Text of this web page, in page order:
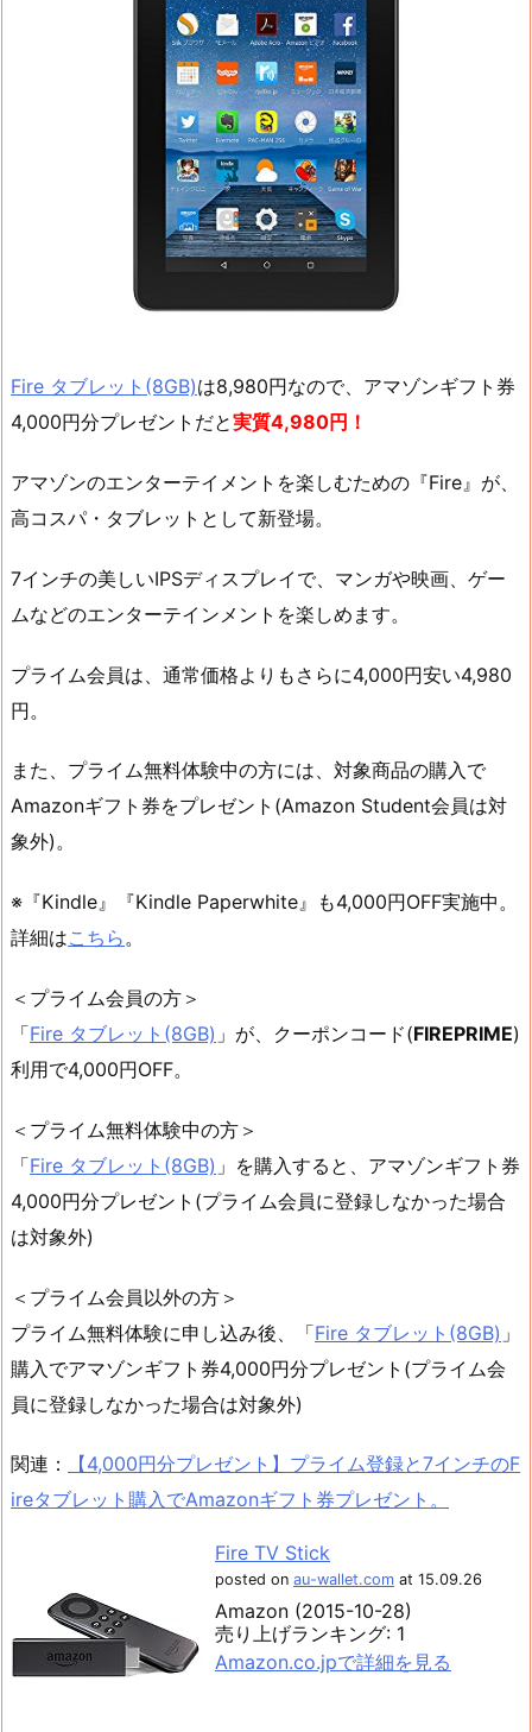
Fire タブレット(8GB)は8,980円なので、アマゾンギフト券
4,000円分プレゼントだと実質4,980円！
アマゾンのエンターテイメントを楽しむための『Fire』が、
高コスパ・タブレットとして新登場。
7インチの美しいIPSディスプレイで、マンガや映画、ゲー
ムなどのエンターテインメントを楽しめます。
プライム会員は、通常価格よりもさらに4,000円安い4,980
円。
また、プライム無料体験中の方には、対象商品の購入で
Amazonギフト券をプレゼント(Amazon Student会員は対
象外)。
※『Kindle』『Kindle Paperwhite』も4,000円OFF実施中。
詳細はこちら。
＜プライム会員の方＞
「Fire タブレット(8GB) 」が、クーポンコード(FIREPRIME)
利用で4,000円OFF。
＜プライム無料体験中の方＞
「Fire タブレット(8GB) 」を購入すると、アマゾンギフト券
4,000円分プレゼント(プライム会員に登録しなかった場合
は対象外)
＜プライム会員以外の方＞
プライム無料体験に申し込み後、「Fire タブレット(8GB) 」
購入でアマゾンギフト券4,000円分プレゼント(プライム会
員に登録しなかった場合は対象外)
関連：
【4,000円分プレゼント】プライム登録と7インチのF
ireタブレット購入でAmazonギフト券プレゼント。
Fire TV Stick
posted on au-wallet.com at 15.09.26
Amazon (2015-10-28)
売り上げランキング: 1
Amazon.co.jpで詳細を見る